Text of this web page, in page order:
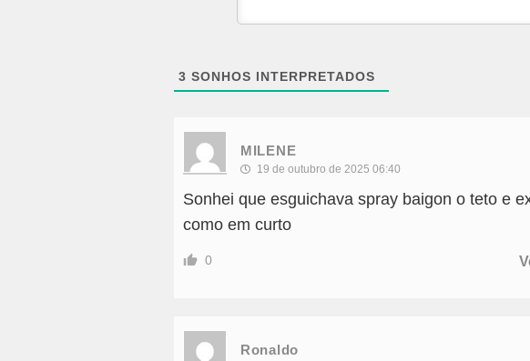
3 SONHOS INTERPRETADOS
MILENE
19 de outubro de 2025 06:40
Sonhei que esguichava spray baigon o teto e
como em curto
0
Ronaldo